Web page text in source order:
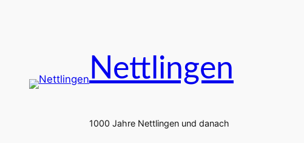
Nettlingen
1000 Jahre Nettlingen und danach